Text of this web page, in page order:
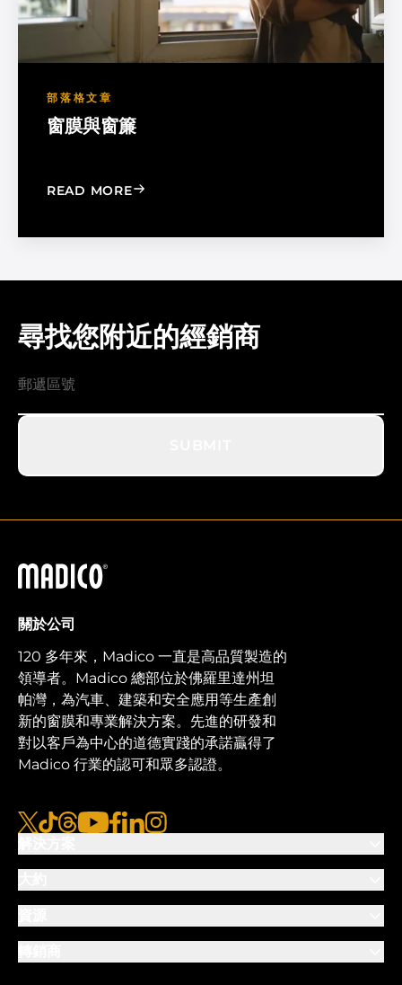
部落格文章
窗膜與窗簾
READ MORE: WINDOW FILM VS. WINDOW
尋找您附近的經銷商
馬迪科
關於公司
120 多年來，Madico 一直是高品質製造的
領導者。Madico 總部位於佛羅里達州坦
帕灣，為汽車、建築和安全應用等生產創
新的窗膜和專業解決方案。先進的研發和
對以客戶為中心的道德實踐的承諾贏得了
Madico 行業的認可和眾多認證。